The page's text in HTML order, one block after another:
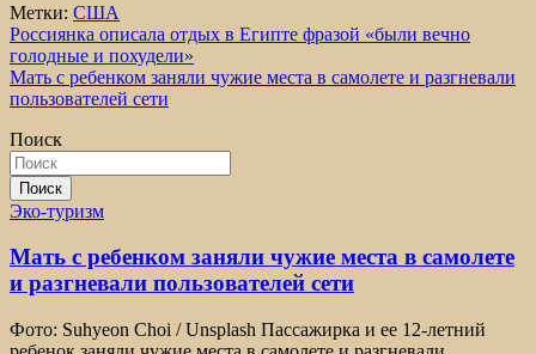
Метки: США
Навигация
по
записям
Россиянка описала отдых в Египте фразой «были вечно
голодные и похудели»
Мать с ребенком заняли чужие места в самолете и разгневали
пользователей сети
Поиск
Поиск
Эко-туризм
Мать с ребенком заняли чужие места в самолете
и разгневали пользователей сети
Фото: Suhyeon Choi / Unsplash Пассажирка и ее 12-летний